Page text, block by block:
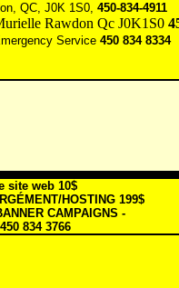
QC, J0K 1S0, 450-834-4911
Rawdon Qc J0K1S0
Service 450 834 8334
site web 10$
HOSTING 199$
CAMPAIGNS -
834 3766